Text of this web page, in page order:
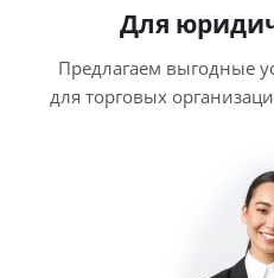
Для
Предлагаем выгодные
для торговых